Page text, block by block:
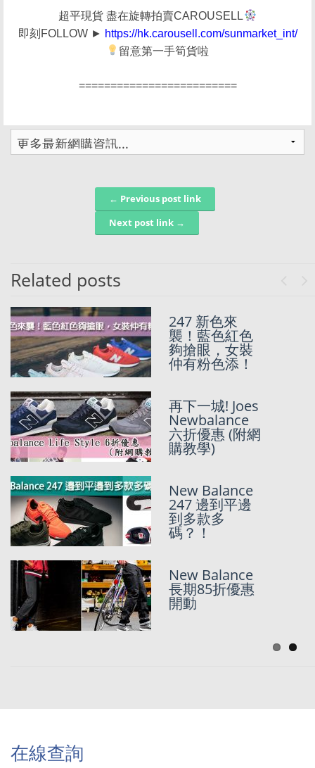
超平現貨 盡在旋轉拍賣CAROUSELL
即刻FOLLOW ► https://hk.carousell.com/sunmarket_int/
留意第一手筍貨啦
=========================
Post navigation← Previous post link
Next post link →
Related posts
【NB神鞋】
New Balance
Made in USA
990V6
New Balance
美國官網全網8
折+SunMarket
獨家代購團
New Balance
998 最平USD
115.87 |
SunMarket 話
你知去邊買
$500+入手靚款英倫NEW BALANCE獨家
54折
November 24, 2018
247 新色來
襲！藍色紅色
夠搶眼，女裝
仲有粉色添！
再下一城! Joes
Newbalance
六折優惠 (附網
購教學)
New Balance
247 邊到平邊
到多款多
碼？！
New Balance
長期85折優惠
開動
在線查詢